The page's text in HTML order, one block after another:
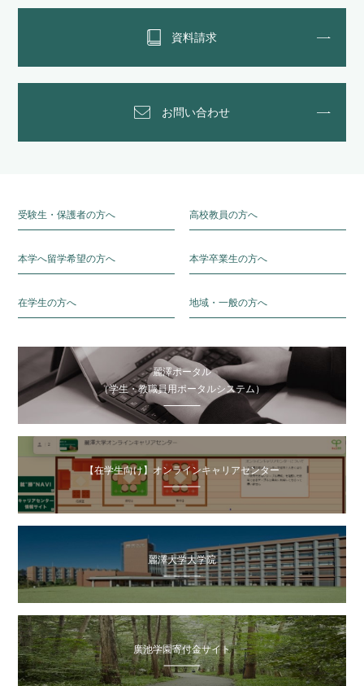
資料請求
お問い合わせ
受験生・保護者の方へ 高校教員の方へ
本学へ留学希望の方へ 本学卒業生の方へ
在学生の方へ 地域・一般の方へ
麗澤ポータル
（学生・教職員用ポータルシステム）
【在学生向け】オンラインキャリアセンター
麗澤大学大学院
廣池学園寄付金サイト